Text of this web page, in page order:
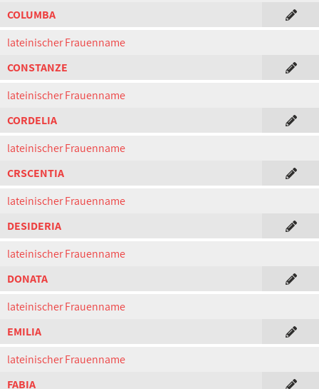
COLUMBA
lateinischer Frauenname
CONSTANZE
lateinischer Frauenname
CORDELIA
lateinischer Frauenname
CRSCENTIA
lateinischer Frauenname
DESIDERIA
lateinischer Frauenname
DONATA
lateinischer Frauenname
EMILIA
lateinischer Frauenname
FABIA